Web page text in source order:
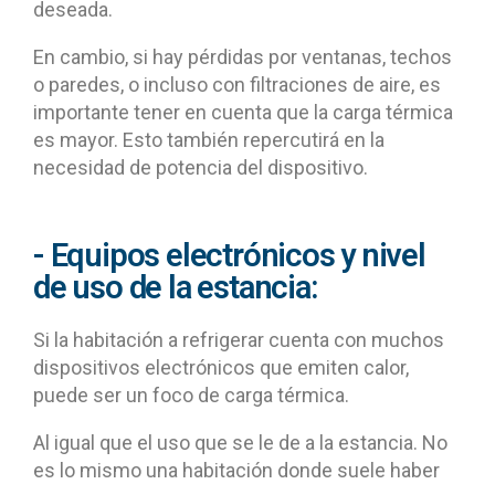
deseada.
En cambio, si hay pérdidas por ventanas, techos
o paredes, o incluso con filtraciones de aire, es
importante tener en cuenta que la carga térmica
es mayor. Esto también repercutirá en la
necesidad de potencia del dispositivo.
- Equipos electrónicos y nivel
de uso de la estancia:
Si la habitación a refrigerar cuenta con muchos
dispositivos electrónicos que emiten calor,
puede ser un foco de carga térmica.
Al igual que el uso que se le de a la estancia. No
es lo mismo una habitación donde suele haber